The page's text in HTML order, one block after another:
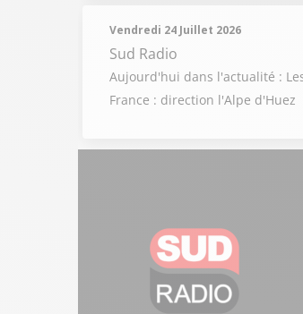
Vendredi 24 Juillet 2026
Sud Radio
Aujourd'hui dans l'actualité :
France : direction l'Alpe d'Huez